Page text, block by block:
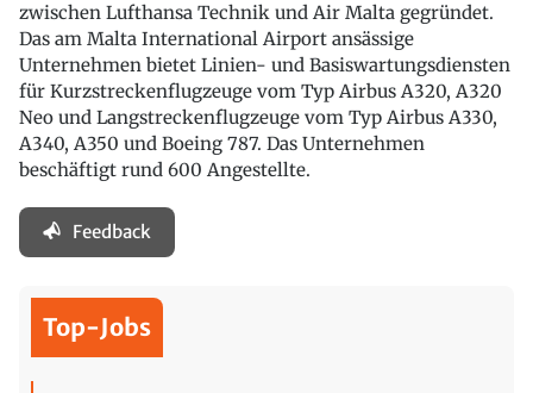
zwischen Lufthansa Technik und Air Malta gegründet.
Das am Malta International Airport ansässige
Unternehmen bietet Linien- und Basiswartungsdiensten
für Kurzstreckenflugzeuge vom Typ Airbus A320, A320
Neo und Langstreckenflugzeuge vom Typ Airbus A330,
A340, A350 und Boeing 787. Das Unternehmen
beschäftigt rund 600 Angestellte.
Feedback
Top-Jobs